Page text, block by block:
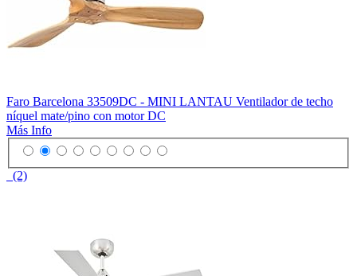
Faro Barcelona 33509DC - MINI LANTAU Ventilador de techo
níquel mate/pino con motor DC
Más Info
(2)